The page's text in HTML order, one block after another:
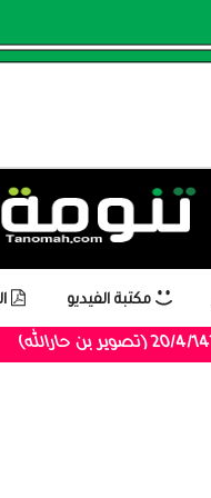
مكتبة الفيديو